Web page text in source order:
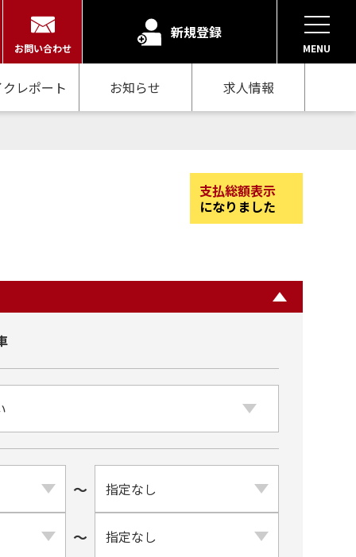
お問い合わせ
新規登録
MENU
レポート お知らせ 求人情報
支払総額表示
になりました
〜
〜